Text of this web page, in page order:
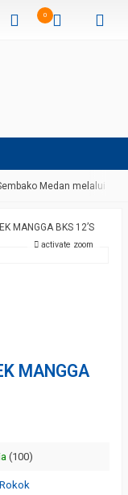
0
Medan melalui
MANGGA BKS 12’S
activate zoom
MANGGA
(100)
Rokok